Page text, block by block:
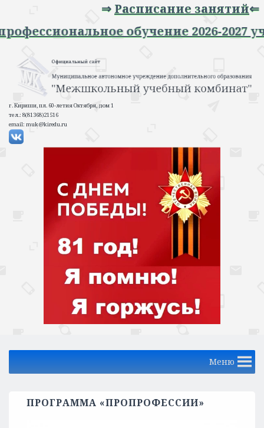
Расписание занятий⇐
на профессиональное обучение
г. Кириши, пл. 60-летия Октября, дом 1
тел.: 8(81368)21516
email: muk@kiredu.ru
Меню
ПРОГРАММА «ПРОПРОФЕССИИ»